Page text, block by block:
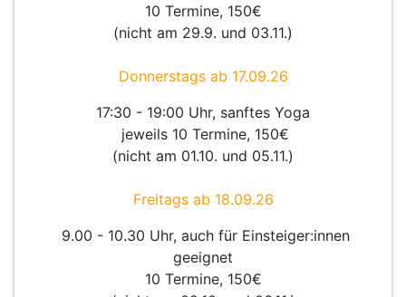
10 Termine, 150€
(nicht am 29.9. und 03.11.)
Donnerstags ab 17.09.26
17:30 - 19:00 Uhr, sanftes Yoga
jeweils 10 Termine, 150€
(nicht am 01.10. und 05.11.)
Freitags ab 18.09.26
9.00 - 10.30 Uhr, auch für Einsteiger:innen
geeignet
10 Termine, 150€